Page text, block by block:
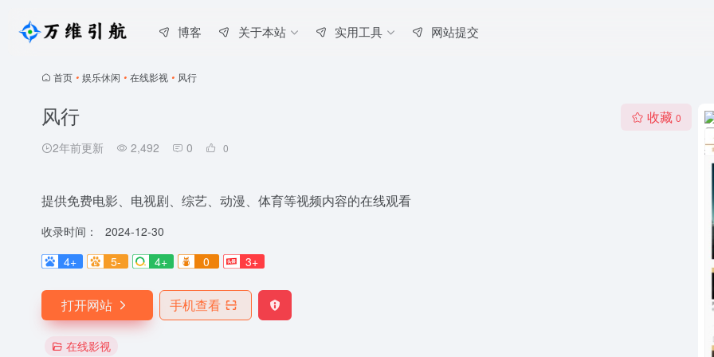
博客 关于本站 实用工具 网站提交
首页 • 娱乐休闲 • 在线影视 • 风行
风行
2年前更新 2,492 0 0
收藏 0
提供免费电影、电视剧、综艺、动漫、体育等视频内容的在线观看
收录时间：
2024-12-30
4+
5- 4+ 0 3+
打开网站 手机查看
在线影视